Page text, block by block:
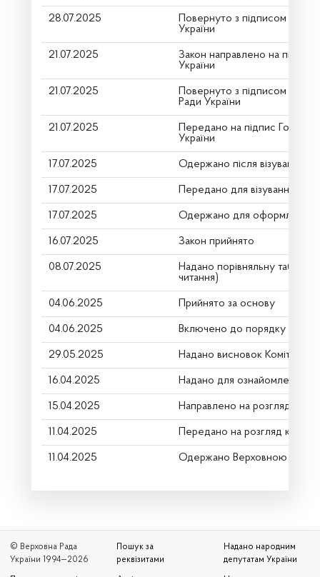
28.07.2025
Повернуто з підписом від
України
21.07.2025
Закон направлено на підпис
України
21.07.2025
Повернуто з підписом
Ради України
21.07.2025
Передано на підпис Голові
України
17.07.2025 Одержано після візування
17.07.2025 Передано для візування в
17.07.2025 Одержано для оформлення
16.07.2025 Закон прийнято
08.07.2025
Надано порівняльну
читання)
04.06.2025 Прийнято за основу
04.06.2025 Включено до порядку
29.05.2025 Надано висновок Комітету
16.04.2025 Надано для ознайомлення
15.04.2025 Направлено на розгляд
11.04.2025 Передано на розгляд
11.04.2025 Одержано Верховною Радою
© Верховна Рада
України 1994—2026
Пошук за
реквізитами
Надано народним
депутатам України